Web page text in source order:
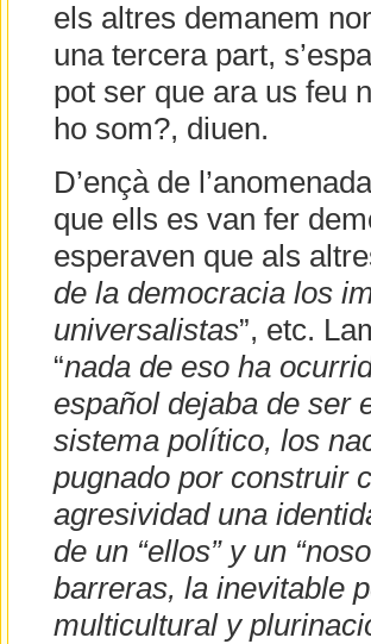
els altres demanem
una tercera part,
pot ser que ara us feu
ho som?, diuen.
D’ençà de
que ells es van fer
esperaven que als
de la democracia los
universalistas”, etc.
“nada de eso ha
español dejaba de ser
sistema político, los
pugnado por construir
agresividad una
de un “ellos” y un
barreras, la inevitable
multicultural y